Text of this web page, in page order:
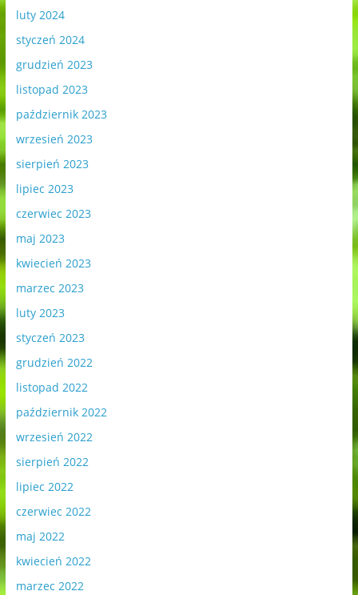
luty 2024
styczeń 2024
grudzień 2023
listopad 2023
październik 2023
wrzesień 2023
sierpień 2023
lipiec 2023
czerwiec 2023
maj 2023
kwiecień 2023
marzec 2023
luty 2023
styczeń 2023
grudzień 2022
listopad 2022
październik 2022
wrzesień 2022
sierpień 2022
lipiec 2022
czerwiec 2022
maj 2022
kwiecień 2022
marzec 2022